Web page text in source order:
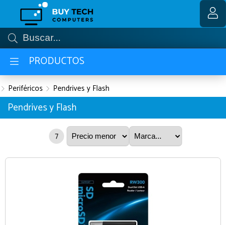
PRODUCTOS
MI COMPRA
Periféricos Pendrives y Flash
Pendrives y Flash
7